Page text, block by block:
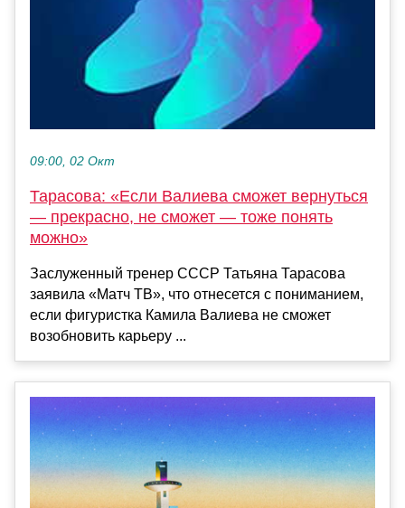
09:00, 02 Окт
Тарасова: «Если Валиева сможет вернуться
— прекрасно, не сможет — тоже понять
можно»
Заслуженный тренер СССР Татьяна Тарасова
заявила «Матч ТВ», что отнесется с пониманием,
если фигуристка Камила Валиева не сможет
возобновить карьеру ...